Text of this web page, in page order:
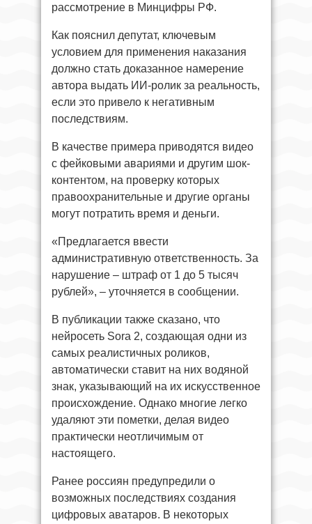
рассмотрение в Минцифры РФ.
Как пояснил депутат, ключевым
условием для применения наказания
должно стать доказанное намерение
автора выдать ИИ-ролик за реальность,
если это привело к негативным
последствиям.
В качестве примера приводятся видео
с фейковыми авариями и другим шок-
контентом, на проверку которых
правоохранительные и другие органы
могут потратить время и деньги.
«Предлагается ввести
административную ответственность. За
нарушение – штраф от 1 до 5 тысяч
рублей», – уточняется в сообщении.
В публикации также сказано, что
нейросеть Sora 2, создающая одни из
самых реалистичных роликов,
автоматически ставит на них водяной
знак, указывающий на их искусственное
происхождение. Однако многие легко
удаляют эти пометки, делая видео
практически неотличимым от
настоящего.
Ранее россиян предупредили о
возможных последствиях создания
цифровых аватаров. В некоторых